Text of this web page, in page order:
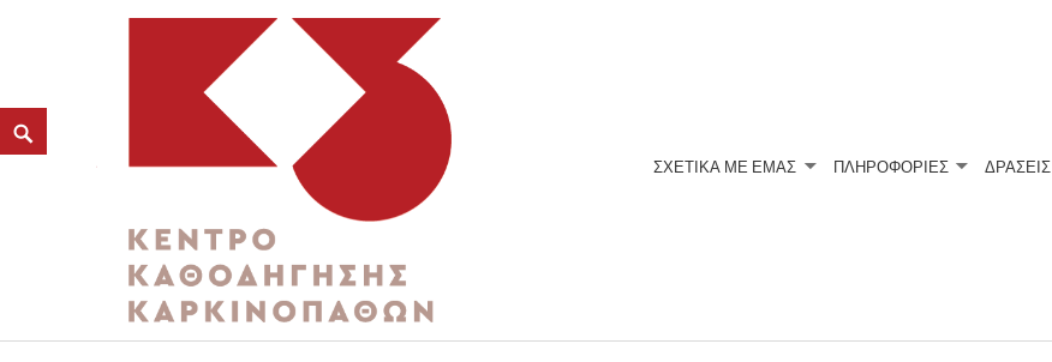
K3
ΚΕΝΤΡΟ ΚΑΘΟΔΗΓΗΣΗΣ ΚΑΡΚΙΝΟΠΑΘΩΝ
ΣΧΕΤΙΚΆ ΜΕ ΕΜΆΣ ΠΛΗΡΟΦΟΡΙΕΣ ΔΡΑΣΕΙΣ
ΚΑΤΗΓΟΡΊΑ: